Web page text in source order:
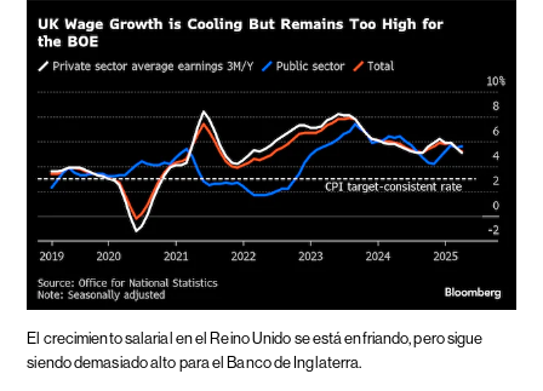
El crecimiento salarial en el Reino Unido se está enfriando, pero sigue
siendo demasiado alto para el Banco de Inglaterra.